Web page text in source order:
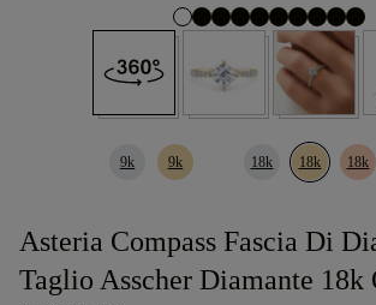
9k 9k 18k 18k 18k
Asteria Compass Fascia Di
Taglio Asscher Diamante 18k